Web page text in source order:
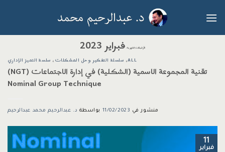
للمحتوى
الأرشيفات الشهرية: فبراير 2023
ALL، سلسلة التفكير وحل المشكلات، سلسة التميز الإداري
تقنية المجموعة الاسمية (الشكلية) في إدارة الاجتماعات (NGT)
Nominal Group Technique
منشور في 11/02/2023 بواسطة د. عبدالرحيم محمد عبدالرحيم
11
فبراير